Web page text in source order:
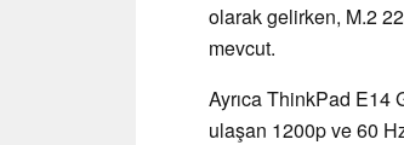
olarak gelirken, M.2
mevcut.
Ayrıca ThinkPad E14
ulaşan 1200p ve 60